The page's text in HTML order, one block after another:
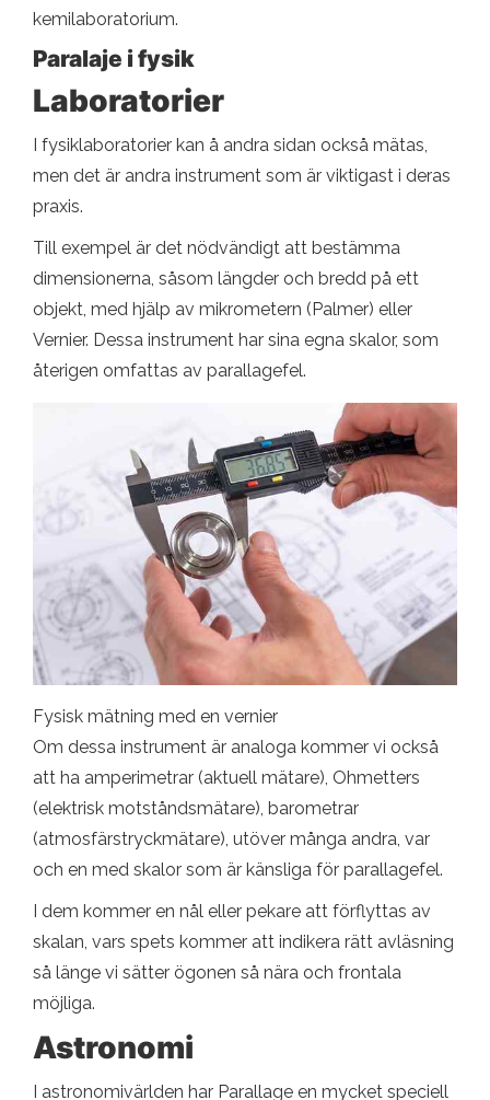
kemilaboratorium.
Paralaje i fysik
Laboratorier
I fysiklaboratorier kan å andra sidan också mätas,
men det är andra instrument som är viktigast i deras
praxis.
Till exempel är det nödvändigt att bestämma
dimensionerna, såsom längder och bredd på ett
objekt, med hjälp av mikrometern (Palmer) eller
Vernier. Dessa instrument har sina egna skalor, som
återigen omfattas av parallagefel.
Fysisk mätning med en vernier
Om dessa instrument är analoga kommer vi också
att ha amperimetrar (aktuell mätare), Ohmetters
(elektrisk motståndsmätare), barometrar
(atmosfärstryckmätare), utöver många andra, var
och en med skalor som är känsliga för parallagefel.
I dem kommer en nål eller pekare att förflyttas av
skalan, vars spets kommer att indikera rätt avläsning
så länge vi sätter ögonen så nära och frontala
möjliga.
Astronomi
I astronomivärlden har Parallage en mycket speciell